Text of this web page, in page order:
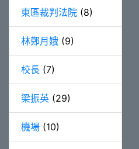
東區裁判法院 (8)
林鄭月娥 (9)
校長 (7)
梁振英 (29)
機場 (10)